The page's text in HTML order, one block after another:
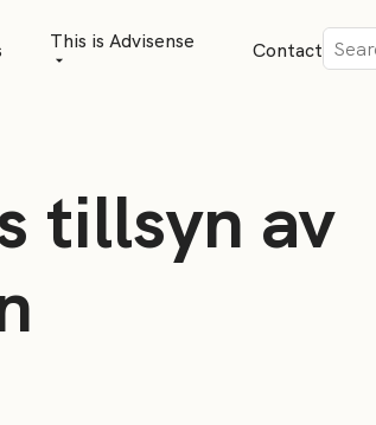
This is Advisense
News
ContactSök
tillsyn av